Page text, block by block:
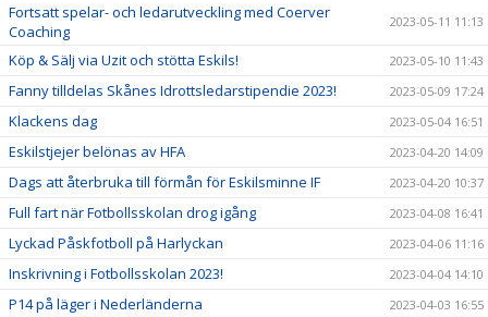
Fortsatt spelar- och ledarutveckling med Coerver
Coaching
2023-05-11 11:13
Köp & Sälj via Uzit och stötta Eskils! 2023-05-10 11:43
Fanny tilldelas Skånes Idrottsledarstipendie 2023! 2023-05-09 17:24
Klackens dag 2023-05-04 16:51
Eskilstjejer belönas av HFA 2023-04-20 14:09
Dags att återbruka till förmån för Eskilsminne IF 2023-04-20 10:37
Full fart när Fotbollsskolan drog igång 2023-04-08 16:41
Lyckad Påskfotboll på Harlyckan 2023-04-06 11:16
Inskrivning i Fotbollsskolan 2023! 2023-04-04 14:10
P14 på läger i Nederländerna 2023-04-03 16:55